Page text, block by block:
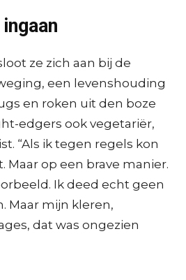
ze zich aan bij de
een levenshouding
en roken uit den boze
edgers ook vegetariër,
“Als ik tegen regels kon
Maar op een brave manier.
Ik deed echt geen
Maar mijn kleren,
dat was ongezien